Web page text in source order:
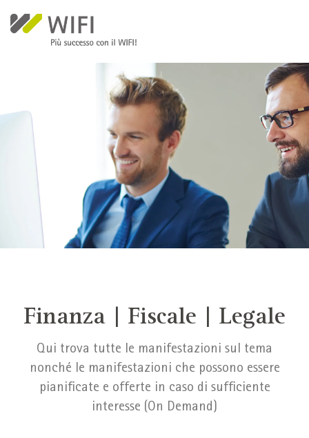
Finanza | Fiscale | Legale
Qui trova tutte le manifestazioni sul tema
nonché le manifestazioni che possono essere
pianificate e offerte in caso di sufficiente
interesse (On Demand)